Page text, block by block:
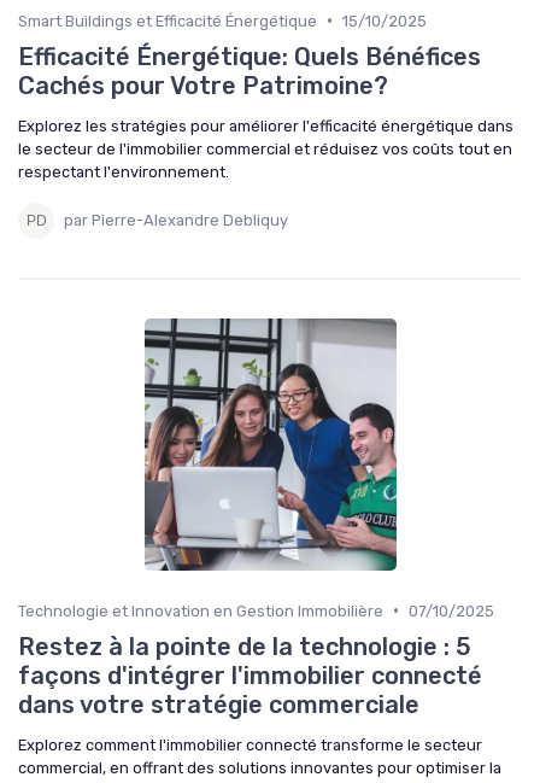
Smart Buildings et Efficacité Énergétique • 15/10/2025
Efficacité Énergétique: Quels Bénéfices
Cachés pour Votre Patrimoine?
Explorez les stratégies pour améliorer l'efficacité énergétique dans
le secteur de l'immobilier commercial et réduisez vos coûts tout en
respectant l'environnement.
par Pierre-Alexandre Debliquy
Technologie et Innovation en Gestion Immobilière • 07/10/2025
Restez à la pointe de la technologie : 5
façons d'intégrer l'immobilier connecté
dans votre stratégie commerciale
Explorez comment l'immobilier connecté transforme le secteur
commercial, en offrant des solutions innovantes pour optimiser la